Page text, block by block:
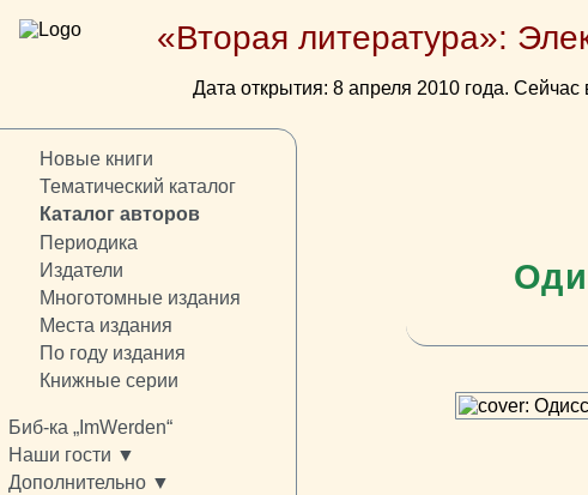
«Вторая литература»:
Дата открытия: 8 апреля 2010 года.
Новые книги
Тематический каталог
Каталог авторов
Периодика
Издатели
Многотомные издания
Места издания
По году издания
Книжные серии
Биб-ка „ImWerden“
Наши гости ▼
Дополнительно ▼